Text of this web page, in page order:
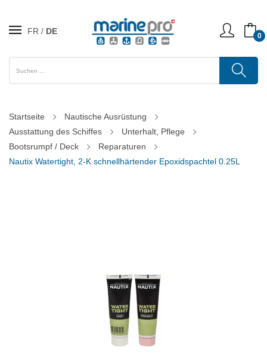
FR DE 0
Startseite
Nautische Ausrüstung
Ausstattung des Schiffes
Unterhalt, Pflege
Bootsrumpf / Deck
Reparaturen
Nautix Watertight, 2-K schnellhärtender Epoxidspachtel 0.25L